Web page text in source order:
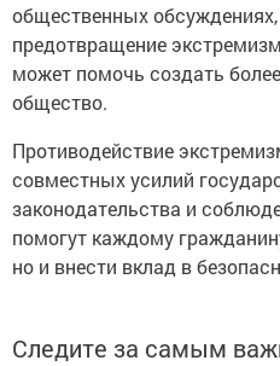
общественных
предотвращение
может помочь создать
общество.
Противодействие
совместных усилий
законодательства и
помогут каждому
но и внести вклад в
Следите за самым